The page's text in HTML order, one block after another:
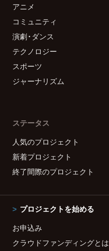
アニメ
コミュニティ
演劇・ダンス
テクノロジー
スポーツ
ジャーナリズム
ステータス
人気のプロジェクト
新着プロジェクト
終了間際のプロジェクト
プロジェクトを始める
お申込み
クラウドファンディングとは